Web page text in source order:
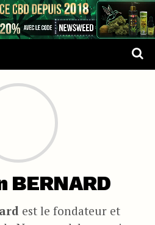
BERNARD
est le fondateur et